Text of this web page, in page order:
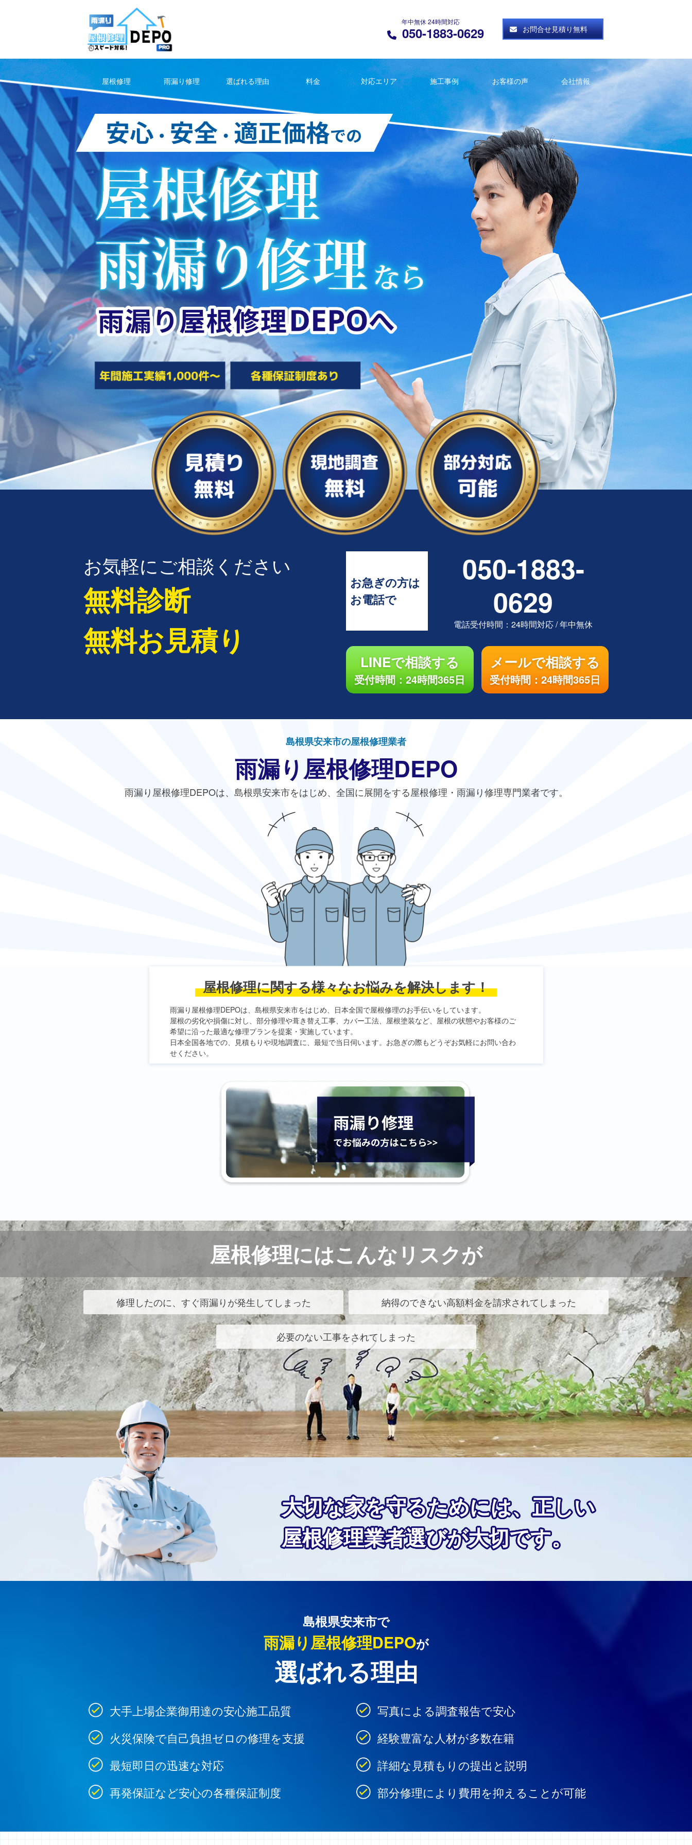
年中無休 24時間対応
050-1883-0629 お問合せ見積り無料
屋根修理 雨漏り修理 選ばれる理由 料金 対応エリア 施工事例 お客様の声 会社情報
お気軽にご相談ください
無料診断
無料お見積り
お急ぎの方は
お電話で
050-1883-
0629
電話受付時間：24時間対応/年中無休
LINEで相談する
受付時間：24時間365日
メールで相談する
受付時間：24時間365日
島根県安来市の屋根修理業者
雨漏り屋根修理DEPO
雨漏り屋根修理DEPOは、島根県安来市をはじめ、全国に展開をする屋根修理・雨漏り修理専門業者です。
屋根修理に関する様々なお悩みを解決します！
雨漏り屋根修理DEPOは、島根県安来市をはじめ、日本全国で屋根修理のお手伝いをしています。
屋根の劣化や損傷に対し、部分修理や葺き替え工事、カバー工法、屋根塗装など、屋根の状態やお客様のご
希望に沿った最適な修理プランを提案・実施しています。
日本全国各地での、見積もりや現地調査に、最短で当日伺います。お急ぎの際もどうぞお気軽にお問い合わ
せください。
屋根修理にはこんなリスクが
修理したのに、すぐ雨漏りが発生してしまった 納得のできない高額料金を請求されてしまった
必要のない工事をされてしまった
大切な家を守るためには、正しい
屋根修理業者選びが大切です。
島根県安来市で
雨漏り屋根修理DEPOが
選ばれる理由
大手上場企業御用達の安心施工品質
写真による調査報告で安心
火災保険で自己負担ゼロの修理を支援
経験豊富な人材が多数在籍
最短即日の迅速な対応
詳細な見積もりの提出と説明
再発保証など安心の各種保証制度
部分修理により費用を抑えることが可能